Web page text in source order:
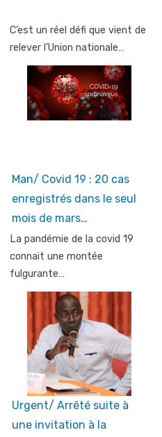
C’est un réel défi que vient de
relever l’Union nationale…
Man/ Covid 19 : 20 cas
enregistrés dans le seul
mois de mars…
La pandémie de la covid 19
connait une montée
fulgurante…
Urgent/ Arrêté suite à
une invitation à la